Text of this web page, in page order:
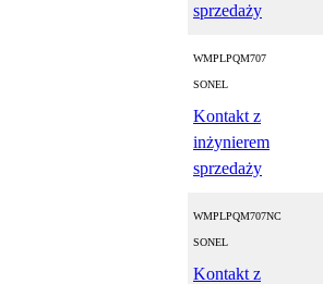
sprzedaży
WMPLPQM707
SONEL
Kontakt z
inżynierem
sprzedaży
WMPLPQM707NC
SONEL
Kontakt z